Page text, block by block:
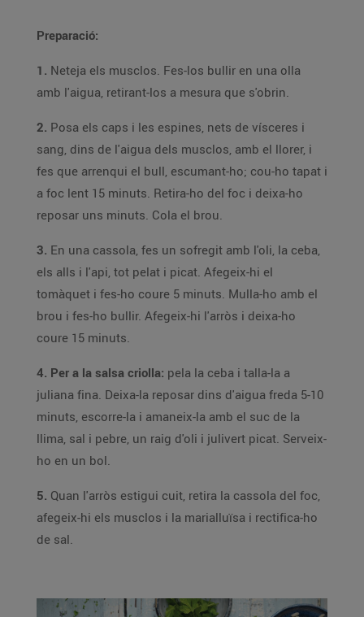
Preparació:
1. Neteja els musclos. Fes-los bullir en una olla
amb l'aigua, retirant-los a mesura que s'obrin.
2. Posa els caps i les espines, nets de vísceres i
sang, dins de l'aigua dels musclos, amb el llorer, i
fes que arrenqui el bull, escumant-ho; cou-ho tapat i
a foc lent 15 minuts. Retira-ho del foc i deixa-ho
reposar uns minuts. Cola el brou.
3. En una cassola, fes un sofregit amb l'oli, la ceba,
els alls i l'api, tot pelat i picat. Afegeix-hi el
tomàquet i fes-ho coure 5 minuts. Mulla-ho amb el
brou i fes-ho bullir. Afegeix-hi l'arròs i deixa-ho
coure 15 minuts.
4. Per a la salsa criolla: pela la ceba i talla-la a
juliana fina. Deixa-la reposar dins d'aigua freda 5-10
minuts, escorre-la i amaneix-la amb el suc de la
llima, sal i pebre, un raig d'oli i julivert picat. Serveix-
ho en un bol.
5. Quan l'arròs estigui cuit, retira la cassola del foc,
afegeix-hi els musclos i la marialluïsa i rectifica-ho
de sal.